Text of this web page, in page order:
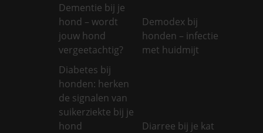
Dementie bij je
hond – wordt
jouw hond
vergeetachtig?
Demodex bij
honden – infectie
met huidmijt
Diabetes bij
honden: herken
de signalen van
suikerziekte bij je
hond
Diarree bij je kat